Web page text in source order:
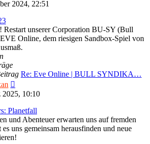
2024, 22:51
Restart unserer Corporation BU-SY (Bull
Online, dem riesigen Sandbox-Spiel von
Re: Eve Online | BULL SYNDIKA…
Beitrag
2025, 10:10
Planetfall
und Abenteuer erwarten uns auf fremden
es uns gemeinsam herausfinden und neue